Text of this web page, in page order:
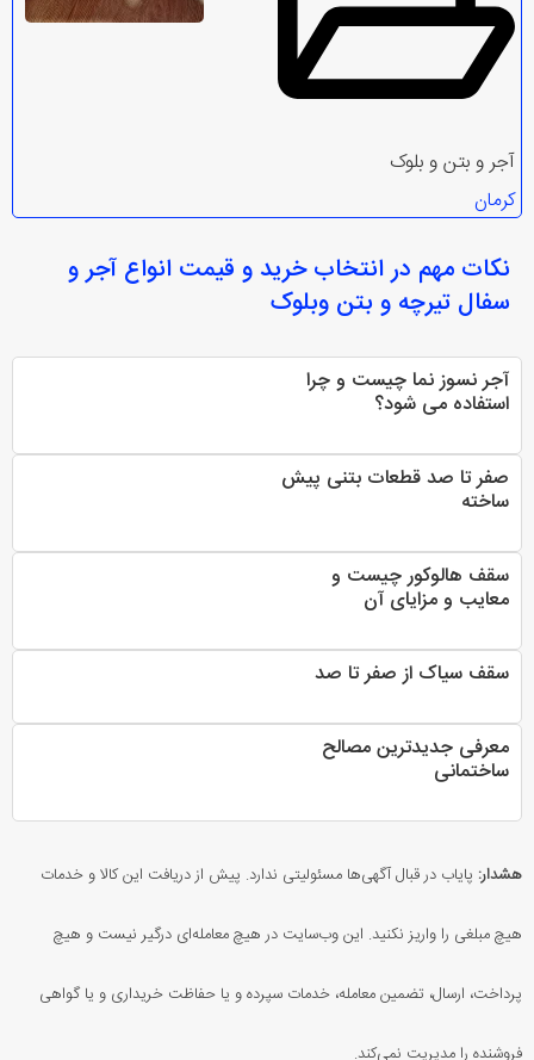
آجر و بتن و بلوک
کرمان
نکات مهم در انتخابخرید و قیمت انواع آجر و
سفال تیرچه و بتن وبلوک
آجر نسوز نما چیست و چرا
استفاده می شود؟
صفر تا صد قطعات بتنی پیش
ساخته
سقف هالوکور چیست و
معایب و مزایای آن
سقف سیاک از صفر تا صد
معرفی جدیدترین مصالح
ساختمانی
هشدار: پایاب در قبال آگهی‌ها مسئولیتی ندارد. پیش از دریافت این کالا و خدمات
هیچ مبلغی را واریز نکنید. این وب‌سایت در هیچ معامله‌ای درگیر نیست و هیچ
پرداخت، ارسال، تضمین معامله، خدمات سپرده و یا حفاظت خریداری و یا گواهی
فروشنده را مدیریت نمی‌کند.